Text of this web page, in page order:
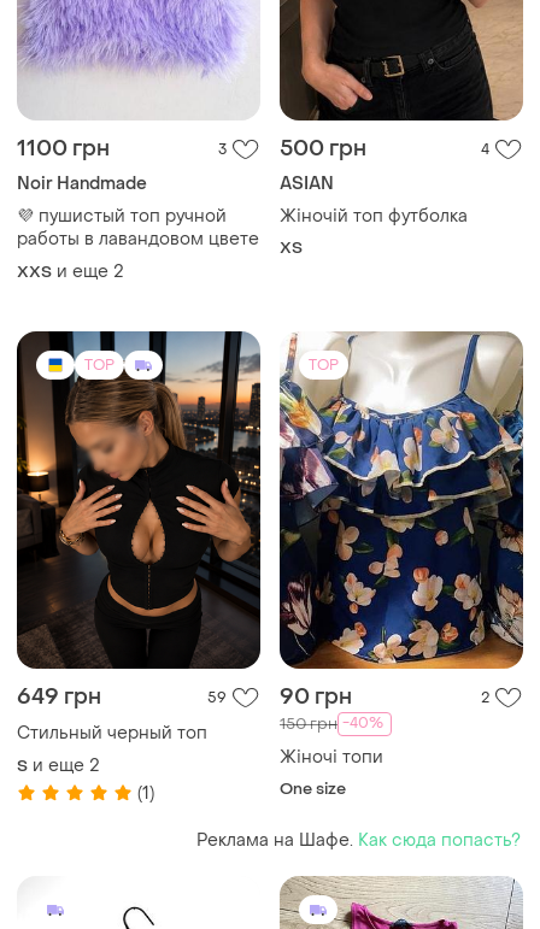
1100 грн 3
Noir Handmade
💜 пушистый топ ручной
работы в лавандовом цвете
XХS и еще 2
500 грн 4
ASIAN
Жіночій топ футболка
ХS
TOP
649 грн 59
Стильный черный топ
S и еще 2
(1)
TOP
90 грн 2
150 грн -40%
Жіночі топи
One size
Реклама на Шафе. Как сюда попасть?